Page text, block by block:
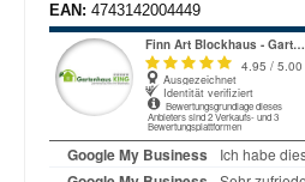
EAN: 4743142004449